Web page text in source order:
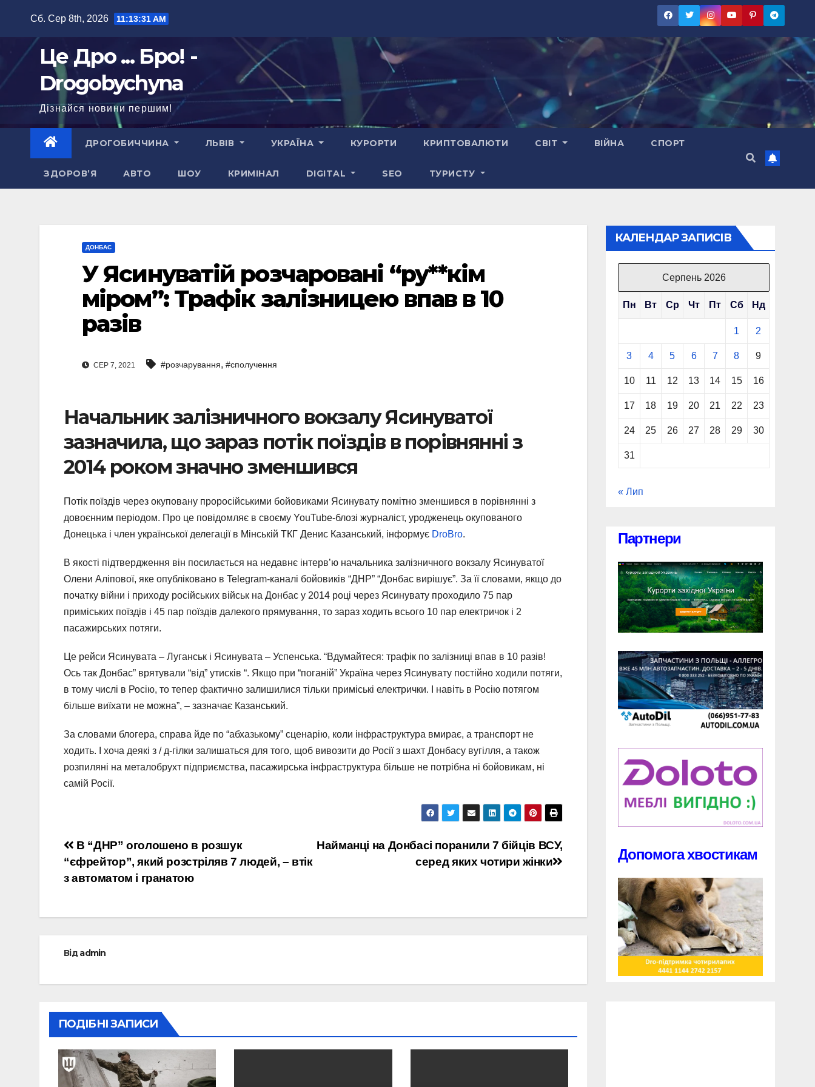
Сб. Сер 8th, 2026 11:13:32 AM
Це Дро ... Бро! -
Drogobychyna
Дізнайся новини першим!
ДРОГОБИЧЧИНА ЛЬВІВ УКРАЇНА КУРОРТИ КРИПТОВАЛЮТИ СВІТ ВІЙНА СПОРТ
ЗДОРОВ’Я АВТО ШОУ КРИМІНАЛ DIGITAL SEO ТУРИСТУ
ДОНБАС
У Ясинуватій розчаровані “ру**кім
міром”: Трафік залізницею впав в 10
разів
СЕР 7, 2021 #розчарування, #сполучення
Начальник залізничного вокзалу Ясинуватої
зазначила, що зараз потік поїздів в порівнянні з
2014 роком значно зменшився
Потік поїздів через окуповану проросійськими бойовиками Ясинувату помітно зменшився в порівнянні з
довоєнним періодом. Про це повідомляє в своєму YouTube-блозі журналіст, уродженець окупованого
Донецька і член української делегації в Мінській ТКГ Денис Казанський, інформує DroBro.
В якості підтвердження він посилається на недавнє інтерв’ю начальника залізничного вокзалу Ясинуватої
Олени Аліпової, яке опубліковано в Telegram-каналі бойовиків “ДНР” “Донбас вирішує”. За її словами, якщо до
початку війни і приходу російських військ на Донбас у 2014 році через Ясинувату проходило 75 пар
приміських поїздів і 45 пар поїздів далекого прямування, то зараз ходить всього 10 пар електричок і 2
пасажирських потяги.
Це рейси Ясинувата – Луганськ і Ясинувата – Успенська. “Вдумайтеся: трафік по залізниці впав в 10 разів!
Ось так Донбас” врятували “від” утисків “. Якщо при “поганій” Україна через Ясинувату постійно ходили потяги,
в тому числі в Росію, то тепер фактично залишилися тільки приміські електрички. І навіть в Росію потягом
більше виїхати не можна”, – зазначає Казанський.
За словами блогера, справа йде по “абхазькому” сценарію, коли інфраструктура вмирає, а транспорт не
ходить. І хоча деякі з / д-гілки залишаться для того, щоб вивозити до Росії з шахт Донбасу вугілля, а також
розпиляні на металобрухт підприємства, пасажирська інфраструктура більше не потрібна ні бойовикам, ні
самій Росії.
Навігація
записів
Найманці на Донбасі поранили 7 бійців ВСУ,
серед яких чотири жінки
В “ДНР” оголошено в розшук
“єфрейтор”, який розстріляв 7 людей, – втік
з автоматом і гранатою
Відadmin
ПОДІБНІ ЗАПИСИ
КАЛЕНДАР ЗАПИСІВ
Серпень 2026
Пн Вт Ср Чт Пт Сб Нд
1 2
3 4 5 6 7 8 9
10 11 12 13 14 15 16
17 18 19 20 21 22 23
24 25 26 27 28 29 30
31
« Лип
Партнери
Допомога хвостикам